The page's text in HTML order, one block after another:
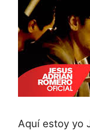
Aquí estoy yo